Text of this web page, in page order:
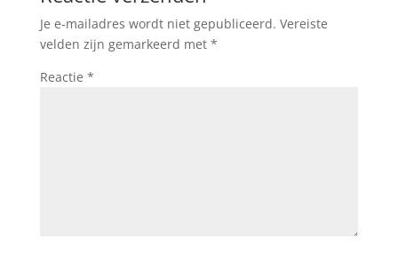
Je e-mailadres wordt niet gepubliceerd. Vereiste
velden zijn gemarkeerd met *
Reactie *